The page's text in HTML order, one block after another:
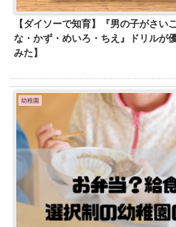
【ダイソーで知育】『男の子がさい
な・かず・めいろ・ちえ』ドリルが
みた】
幼稚園